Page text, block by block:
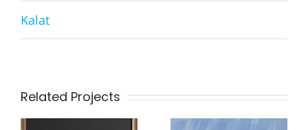
Kalat
Related Projects